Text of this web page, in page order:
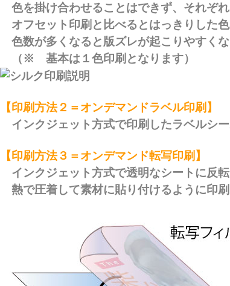
色を掛け合わせることはできず、それぞれ
オフセット印刷と比べるとはっきりした色
色数が多くなると版ズレが起こりやすくな
（※ 基本は１色印刷となります）
【印刷方法２＝オンデマンドラベル印刷】
インクジェット方式で印刷したラベルシー
【印刷方法３＝オンデマンド転写印刷】
インクジェット方式で透明なシートに反
熱で圧着して素材に貼り付けるように印刷